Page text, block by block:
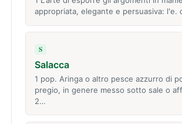
appropriata, elegante e persuasiva: l'e.
S
Salacca
1 pop. Aringa o altro pesce azzurro di
pregio, in genere messo sotto sale o
2…